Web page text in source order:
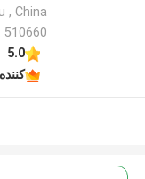
, China
. 510660 ,چین
5.0